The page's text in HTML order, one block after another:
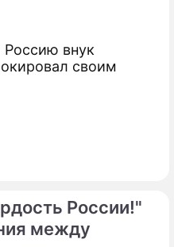
внук
своим
России!"
между